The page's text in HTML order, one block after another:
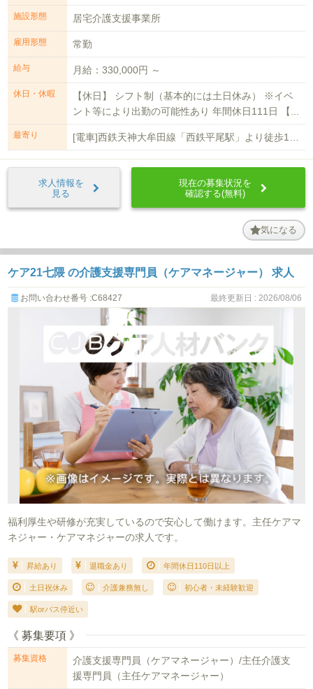
施設形態 居宅介護支援事業所
雇用形態 常勤
給与 月給：330,000円 ～
休日・休暇
【休日】 シフト制（基本的には土日休み） ※イベ
ント等により出勤の可能性あり 年間休日111日 【...
最寄り [電車]西鉄天神大牟田線「西鉄平尾駅」より徒歩16分
求人情報を
見る
現在の募集状況を
確認する(無料)
気になる
ケア21七隈 の介護支援専門員（ケアマネージャー） 求人
お問い合わせ番号 :C68427 最終更新日 : 2026/08/06
福利厚生や研修が充実しているので安心して働けます。主任ケアマ
ネジャー・ケアマネジャーの求人です。
昇給あり 退職金あり 年間休日110日以上
土日祝休み 介護兼務無し 初心者・未経験歓迎
駅orバス停近い
《 募集要項 》
募集資格
介護支援専門員（ケアマネージャー）/主任介護支
援専門員（主任ケアマネージャー）